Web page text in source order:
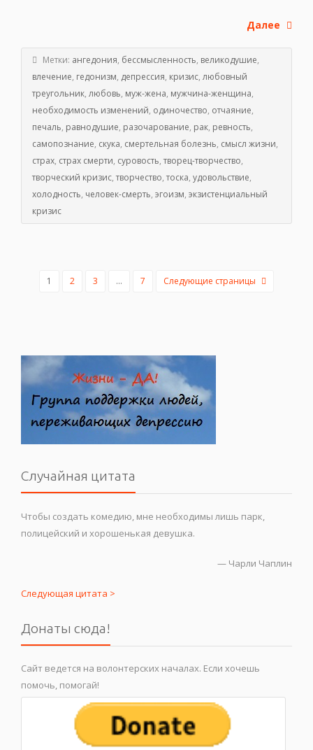
Далее
Метки: ангедония, бессмысленность, великодушие,
влечение, гедонизм, депрессия, кризис, любовный
треугольник, любовь, муж-жена, мужчина-женщина,
необходимость изменений, одиночество, отчаяние,
печаль, равнодушие, разочарование, рак, ревность,
самопознание, скука, смертельная болезнь, смысл жизни,
страх, страх смерти, суровость,творец-творчество,
творческий кризис,творчество,тоска, удовольствие,
холодность, человек-смерть, эгоизм, экзистенциальный
кризис
1 2 3 … 7 Следующие страницы
Случайная цитата
Чтобы создать комедию, мне необходимы лишь парк,
полицейский и хорошенькая девушка.
— Чарли Чаплин
Следующая цитата >
Донаты сюда!
Сайт ведется на волонтерских началах. Если хочешь
помочь, помогай!